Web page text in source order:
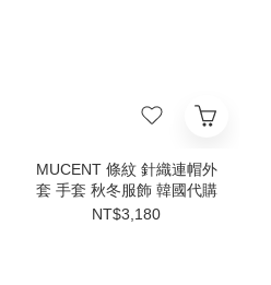
MUCENT 條紋 針織連帽外
套 手套 秋冬服飾 韓國代購
NT$3,180